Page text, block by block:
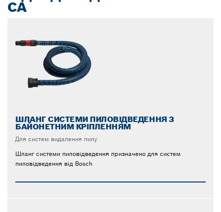
CA
ШЛАНГ СИСТЕМИ ПИЛОВІДВЕДЕННЯ З
БАЙОНЕТНИМ КРІПЛЕННЯМ
Для систем видалення пилу
Шланг системи пиловідведення призначено для систем
пиловідведення від Bosch